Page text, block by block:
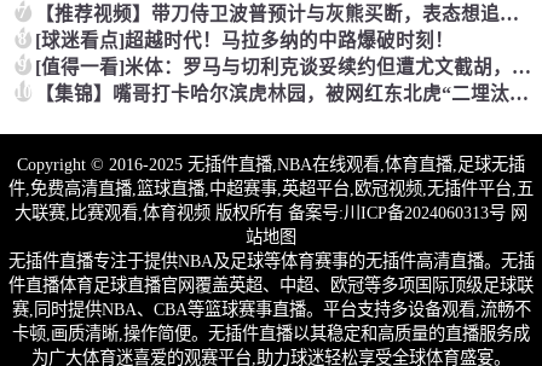
7 【推荐视频】带刀侍卫波普预计与灰熊买断，表态想追随老詹去到新
8 [球迷看点]超越时代！马拉多纳的中路爆破时刻！
9 [值得一看]米体：罗马与切利克谈妥续约但遭尤文截胡，马萨拉是
10 【集锦】嘴哥打卡哈尔滨虎林园，被网红东北虎“二埋汰”狠狠“羞
Copyright © 2016-2025 无插件直播,NBA在线观看,体育直播,足球无插
件,免费高清直播,篮球直播,中超赛事,英超平台,欧冠视频,无插件平台,五
大联赛,比赛观看,体育视频 版权所有 备案号:川ICP备2024060313号 网
站地图
无插件直播专注于提供NBA及足球等体育赛事的无插件高清直播。无插
件直播体育足球直播官网覆盖英超、中超、欧冠等多项国际顶级足球联
赛,同时提供NBA、CBA等篮球赛事直播。平台支持多设备观看,流畅不
卡顿,画质清晰,操作简便。无插件直播以其稳定和高质量的直播服务成
为广大体育迷喜爱的观赛平台,助力球迷轻松享受全球体育盛宴。